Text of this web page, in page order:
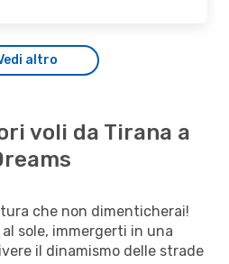
altro
voli da Tirana a
che non dimenticherai!
sole, immergerti in una
il dinamismo delle strade